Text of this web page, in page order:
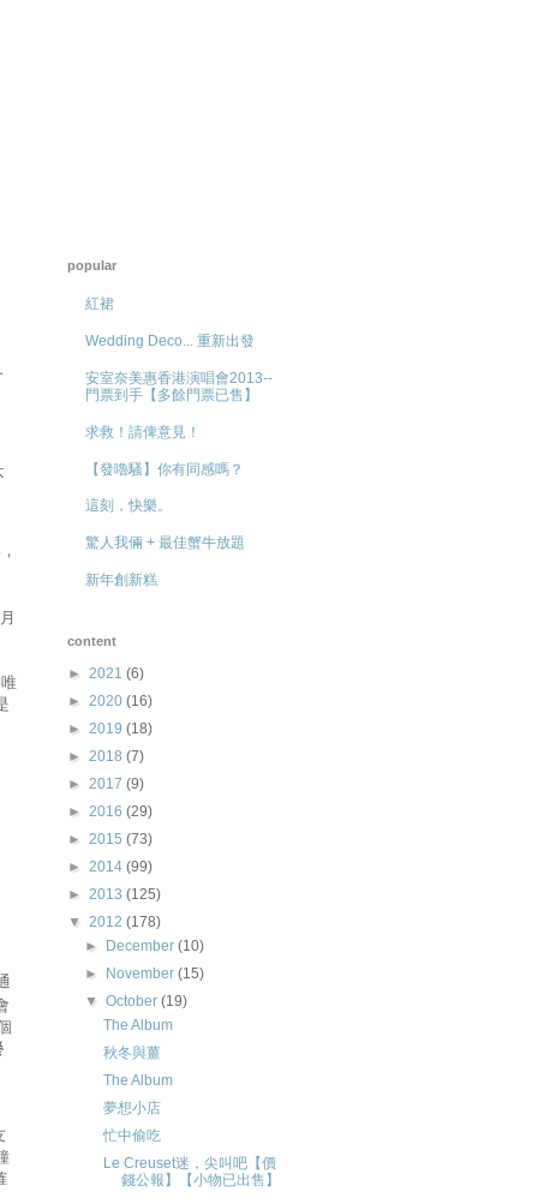
popular
紅裙
Wedding Deco... 重新出發
安室奈美惠香港演唱會2013--
門票到手【多餘門票已售】
求救！請俾意見！
【發嚕騷】你有同感嗎？
這刻，快樂。
驚人我倆 + 最佳蟹牛放題
新年創新糕
content
► 2021 (6)
► 2020 (16)
► 2019 (18)
► 2018 (7)
► 2017 (9)
► 2016 (29)
► 2015 (73)
► 2014 (99)
► 2013 (125)
▼ 2012 (178)
►
December(10)
►
November(15)
▼October(19)
The Album
秋冬與薑
The Album
夢想小店
忙中偷吃
Le Creuset迷，尖叫吧【價
錢公報】【小物已出售】